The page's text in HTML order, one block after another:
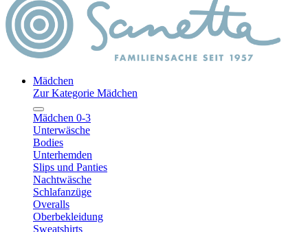
Mädchen
Zur Kategorie Mädchen
Mädchen 0-3
Unterwäsche
Bodies
Unterhemden
Slips und Panties
Nachtwäsche
Schlafanzüge
Overalls
Oberbekleidung
Sweatshirts